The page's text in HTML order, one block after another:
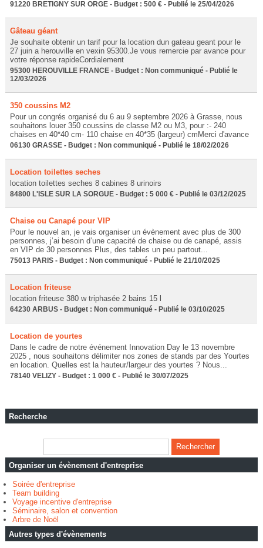
91220 BRETIGNY SUR ORGE - Budget : 500 € - Publié le 25/04/2026
Gâteau géant
Je souhaite obtenir un tarif pour la location dun gateau geant pour le
27 juin a herouville en vexin 95300.Je vous remercie par avance pour
votre réponse rapideCordialement
95300 HEROUVILLE FRANCE - Budget : Non communiqué - Publié le
12/03/2026
350 coussins M2
Pour un congrés organisé du 6 au 9 septembre 2026 à Grasse, nous
souhaitons louer 350 coussins de classe M2 ou M3, pour :- 240
chaises en 40*40 cm- 110 chaise en 40*35 (largeur) cmMerci d'avance
06130 GRASSE - Budget : Non communiqué - Publié le 18/02/2026
Location toilettes seches
location toilettes seches 8 cabines 8 urinoirs
84800 L'ISLE SUR LA SORGUE - Budget : 5 000 € - Publié le 03/12/2025
Chaise ou Canapé pour VIP
Pour le nouvel an, je vais organiser un évènement avec plus de 300
personnes, j’ai besoin d’une capacité de chaise ou de canapé, assis
en VIP de 30 personnes Plus, des tables un peu partout...
75013 PARIS - Budget : Non communiqué - Publié le 21/10/2025
Location friteuse
location friteuse 380 w triphasée 2 bains 15 l
64230 ARBUS - Budget : Non communiqué - Publié le 03/10/2025
Location de yourtes
Dans le cadre de notre événement Innovation Day le 13 novembre
2025 , nous souhaitons délimiter nos zones de stands par des Yourtes
en location. Quelles est la hauteur/largeur des yourtes ? Nous...
78140 VELIZY - Budget : 1 000 € - Publié le 30/07/2025
Recherche
Organiser un évènement d'entreprise
Soirée d'entreprise
Team building
Voyage incentive d'entreprise
Séminaire, salon et convention
Arbre de Noël
Autres types d'évènements